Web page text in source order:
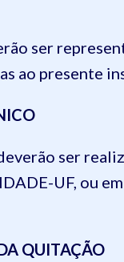
ser
ao presente
ser
UF, ou
QUITAÇÃO